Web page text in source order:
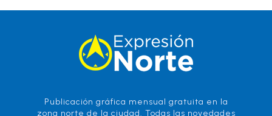
Publicación gráfica mensual gratuita en la
zona norte de la ciudad. Todas las novedades